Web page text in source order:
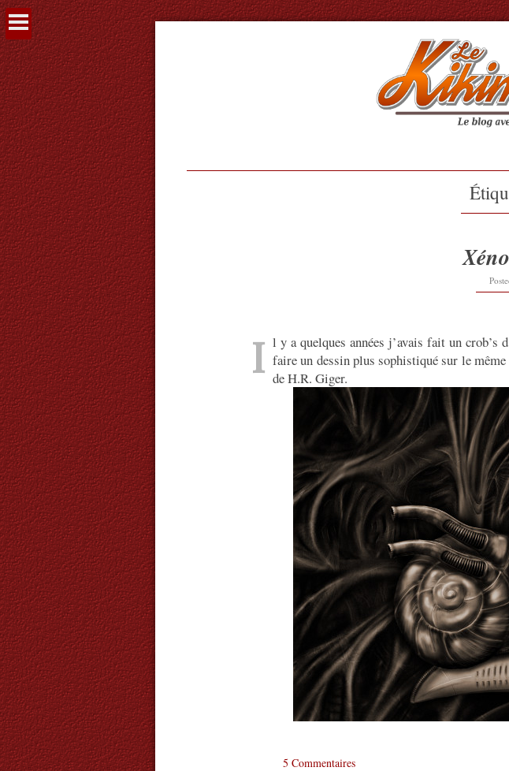
Voir
le
contenu
I l y a quelques années j’avais fait un crob’s
faire un dessin plus sophistiqué sur le même
de H.R. Giger.
5 Commentaires